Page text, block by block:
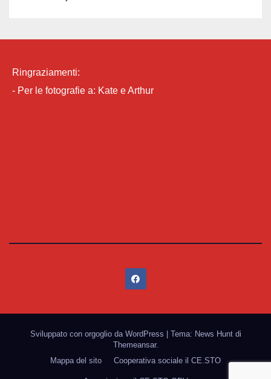
Ringraziamenti:
- Per le fotografie a: Kate e Arthur
Sviluppato con orgoglio da WordPress | Tema: News Hunt di
Themeansar.
Mappa del sito
Cooperativa sociale il CE.STO